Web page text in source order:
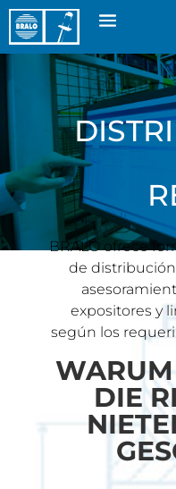
BRALO ofrece
de
expositores y
según los
DIE